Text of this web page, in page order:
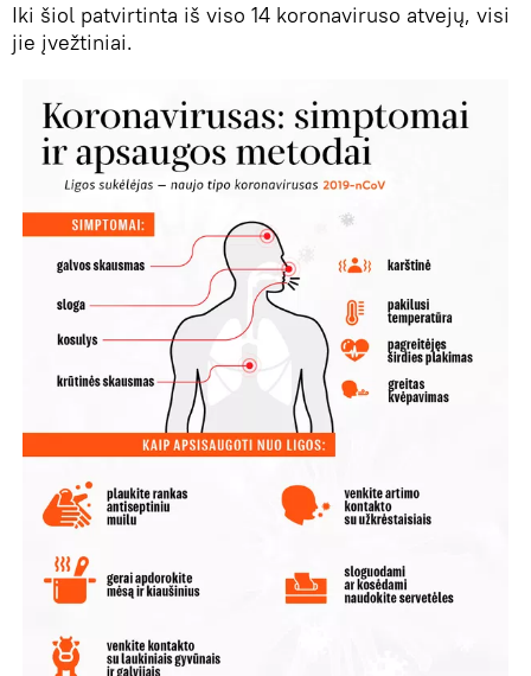
Iki šiol patvirtinta iš viso 14 koronaviruso atvejų, visi
jie įvežtiniai.